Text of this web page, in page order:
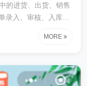
的进货、出货、销售
录入、审核、入库、
MORE